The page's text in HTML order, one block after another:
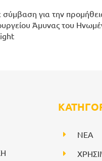
για την
Άμυνας του
NEA